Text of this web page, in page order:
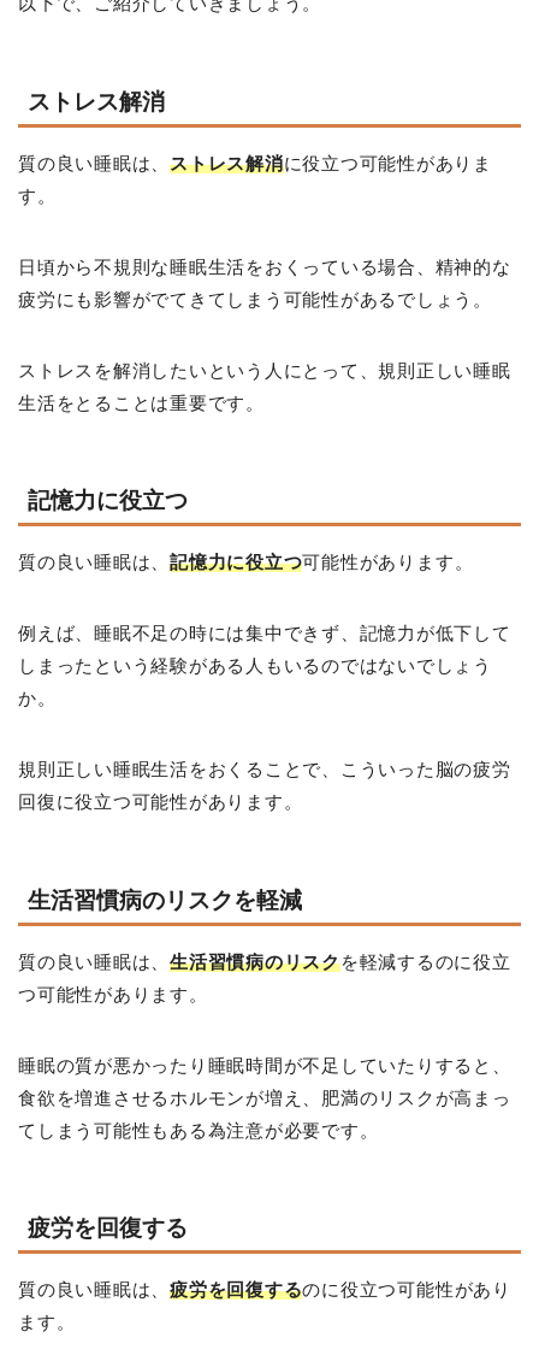
ストレス解消
質の良い睡眠は、ストレス解消に役立つ可能性がありま
す。
日頃から不規則な睡眠生活をおくっている場合、精神的な
疲労にも影響がでてきてしまう可能性があるでしょう。
ストレスを解消したいという人にとって、規則正しい睡眠
生活をとることは重要です。
記憶力に役立つ
質の良い睡眠は、記憶力に役立つ可能性があります。
例えば、睡眠不足の時には集中できず、記憶力が低下して
しまったという経験がある人もいるのではないでしょう
か。
規則正しい睡眠生活をおくることで、こういった脳の疲労
回復に役立つ可能性があります。
生活習慣病のリスクを軽減
質の良い睡眠は、生活習慣病のリスクを軽減するのに役立
つ可能性があります。
睡眠の質が悪かったり睡眠時間が不足していたりすると、
食欲を増進させるホルモンが増え、肥満のリスクが高まっ
てしまう可能性もある為注意が必要です。
疲労を回復する
質の良い睡眠は、疲労を回復するのに役立つ可能性があり
ます。